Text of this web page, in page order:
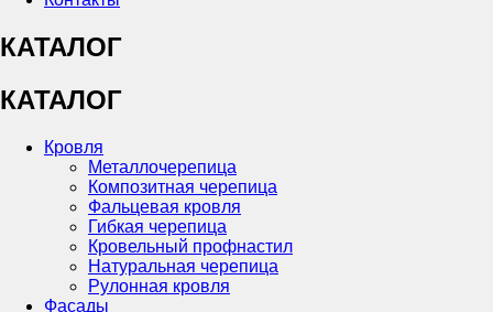
КАТАЛОГ
КАТАЛОГ
Кровля
Металлочерепица
Композитная черепица
Фальцевая кровля
Гибкая черепица
Кровельный профнастил
Натуральная черепица
Рулонная кровля
Фасады